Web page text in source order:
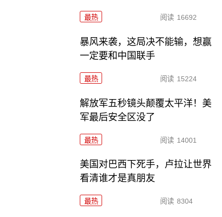
最热 阅读 16692
暴风来袭，这局决不能输，想赢
一定要和中国联手
最热 阅读 15224
解放军五秒镜头颠覆太平洋！美
军最后安全区没了
最热 阅读 14001
美国对巴西下死手，卢拉让世界
看清谁才是真朋友
最热 阅读 8304